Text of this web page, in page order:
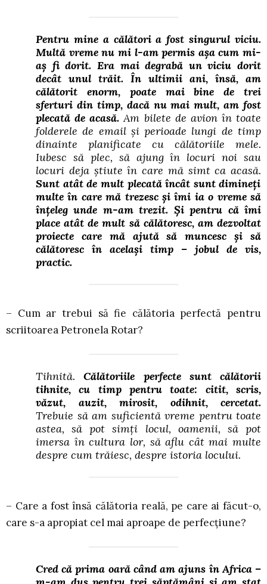
Pentru mine a călători a fost singurul viciu.
Multă vreme nu mi l-am permis așa cum mi-
aș fi dorit. Era mai degrabă un viciu dorit
decât unul trăit. În ultimii ani, însă, am
călătorit enorm, poate mai bine de trei
sferturi din timp, dacă nu mai mult, am fost
plecată de acasă. Am bilete de avion în toate
folderele de email și perioade lungi de timp
dinainte planificate cu călătoriile mele.
Iubesc să plec, să ajung în locuri noi sau
locuri deja știute în care mă simt ca acasă.
Sunt atât de mult plecată încât sunt dimineți
multe în care mă trezesc și îmi ia o vreme să
înțeleg unde m-am trezit. Și pentru că îmi
place atât de mult să călătoresc, am dezvoltat
proiecte care mă ajută să muncesc și să
călătoresc în același timp – jobul de vis,
practic.
– Cum ar trebui să fie călătoria perfectă pentru
scriitoarea Petronela Rotar?
Tihnită. Călătoriile perfecte sunt călătorii
tihnite, cu timp pentru toate: citit, scris,
văzut, auzit, mirosit, odihnit, cercetat.
Trebuie să am suficientă vreme pentru toate
astea, să pot simți locul, oamenii, să pot
imersa în cultura lor, să aflu cât mai multe
despre cum trăiesc, despre istoria locului.
– Care a fost însă călătoria reală, pe care ai făcut-o,
care s-a apropiat cel mai aproape de perfecțiune?
Cred că prima oară când am ajuns în Africa –